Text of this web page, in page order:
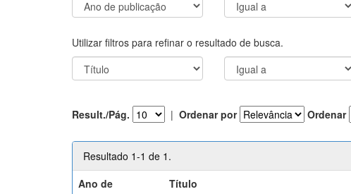
Utilizar filtros para refinar o resultado de busca.
Result./Pág. | Ordenar por Ordenar
Resultado 1-1 de 1.
Ano de
Título